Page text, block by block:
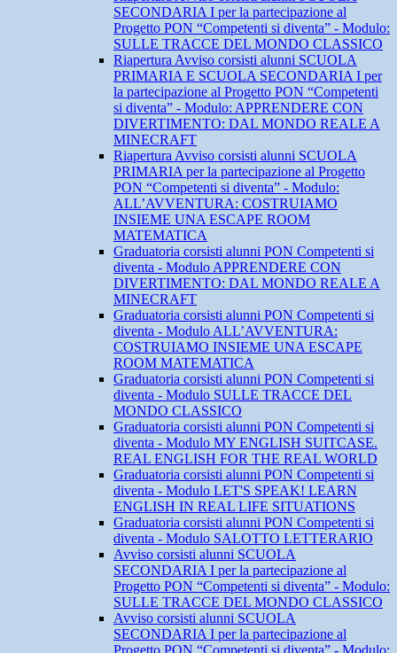
SECONDARIA I per la partecipazione al
Progetto PON “Competenti si diventa” - Modulo:
SULLE TRACCE DEL MONDO CLASSICO
Riapertura Avviso corsisti alunni SCUOLA
PRIMARIA E SCUOLA SECONDARIA I per
la partecipazione al Progetto PON “Competenti
si diventa” - Modulo: APPRENDERE CON
DIVERTIMENTO: DAL MONDO REALE A
MINECRAFT
Riapertura Avviso corsisti alunni SCUOLA
PRIMARIA per la partecipazione al Progetto
PON “Competenti si diventa” - Modulo:
ALL’AVVENTURA: COSTRUIAMO
INSIEME UNA ESCAPE ROOM
MATEMATICA
Graduatoria corsisti alunni PON Competenti si
diventa - Modulo APPRENDERE CON
DIVERTIMENTO: DAL MONDO REALE A
MINECRAFT
Graduatoria corsisti alunni PON Competenti si
diventa - Modulo ALL’AVVENTURA:
COSTRUIAMO INSIEME UNA ESCAPE
ROOM MATEMATICA
Graduatoria corsisti alunni PON Competenti si
diventa - Modulo SULLE TRACCE DEL
MONDO CLASSICO
Graduatoria corsisti alunni PON Competenti si
diventa - Modulo MY ENGLISH SUITCASE.
REAL ENGLISH FOR THE REAL WORLD
Graduatoria corsisti alunni PON Competenti si
diventa - Modulo LET'S SPEAK! LEARN
ENGLISH IN REAL LIFE SITUATIONS
Graduatoria corsisti alunni PON Competenti si
diventa - Modulo SALOTTO LETTERARIO
Avviso corsisti alunni SCUOLA
SECONDARIA I per la partecipazione al
Progetto PON “Competenti si diventa” - Modulo:
SULLE TRACCE DEL MONDO CLASSICO
Avviso corsisti alunni SCUOLA
SECONDARIA I per la partecipazione al